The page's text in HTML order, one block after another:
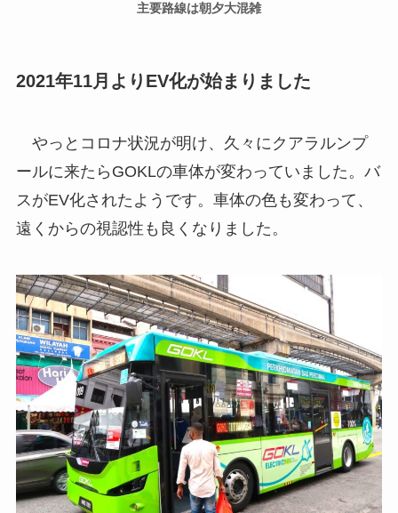
主要路線は朝夕大混雑
2021年11月よりEV化が始まりました
やっとコロナ状況が明け、久々にクアラルンプ
ールに来たらGOKLの車体が変わっていました。バ
スがEV化されたようです。車体の色も変わって、
遠くからの視認性も良くなりました。